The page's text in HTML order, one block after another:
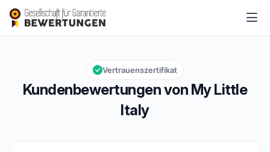
My Little Italy
Gesamtbewertung: 4,8 von 5
4,8/5
Kundenbewertungen von My Little
Italy
Vertrauenszertifikat